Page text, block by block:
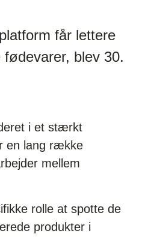
får lettere
blev 30.
i et stærkt
en lang række
mellem
rolle at spotte de
produkter i